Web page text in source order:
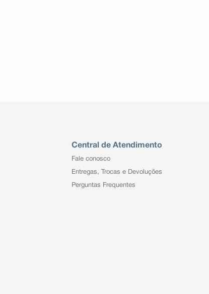
Central de Atendimento
Fale conosco
Entregas, Trocas e Devoluções
Perguntas Frequentes